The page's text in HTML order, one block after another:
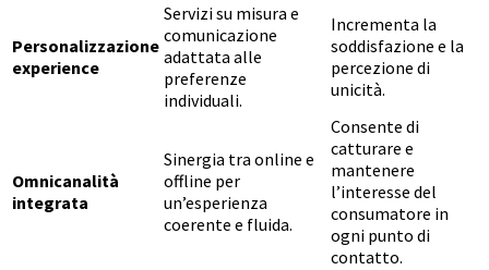
Personalizzazione
experience
Servizi su misura e
comunicazione
adattata alle
preferenze
individuali.
Incrementa la
soddisfazione e la
percezione di
unicità.
Omnicanalità
integrata
Sinergia tra online e
offline per
un’esperienza
coerente e fluida.
Consente di
catturare e
mantenere
l’interesse del
consumatore in
ogni punto di
contatto.